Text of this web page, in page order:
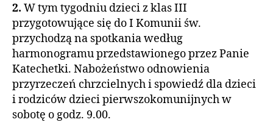
2. W tym tygodniu dzieci z klas III
przygotowujące się do I Komunii św.
przychodzą na spotkania według
harmonogramu przedstawionego przez Panie
Katechetki. Nabożeństwo odnowienia
przyrzeczeń chrzcielnych i spowiedź dla dzieci
i rodziców dzieci pierwszokomunijnych w
sobotę o godz. 9.00.